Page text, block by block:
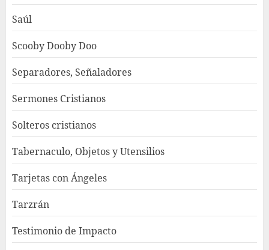
Saúl
Scooby Dooby Doo
Separadores, Señaladores
Sermones Cristianos
Solteros cristianos
Tabernaculo, Objetos y Utensilios
Tarjetas con Ángeles
Tarzrán
Testimonio de Impacto